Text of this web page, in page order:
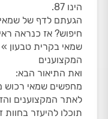
הינו 87.
הגעתם לדף של שמאי
חיפוש? אז כנראה
שמאי בקרית טבעון
המקצוענים
ואת התיאור הבא:
מחפשים שמאי רכוש
לאתר המקצוענים
תוכלו להיעזר